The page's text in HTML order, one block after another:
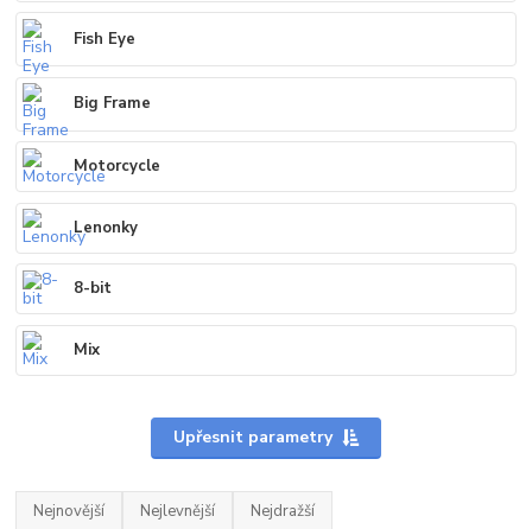
Fish Eye
Big Frame
Motorcycle
Lenonky
8-bit
Mix
Upřesnit parametry
Nejnovější Nejlevnější Nejdražší